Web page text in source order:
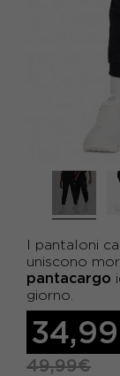
I pantaloni
uniscono
pantacargo
giorno.
49,99€